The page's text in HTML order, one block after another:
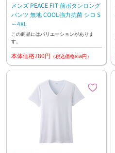
メンズ PEACE FIT 前ボタンロング
パンツ 無地 COOL強力抗菌 シロ S
～4XL
この商品にはバリエーションがありま
す。
本体価格780円 （税込価格858円）